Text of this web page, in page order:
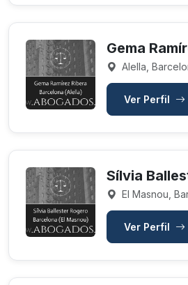
Gema
Alella,
Ver Perfil
Sílvia
El Masnou,
Ver Perfil